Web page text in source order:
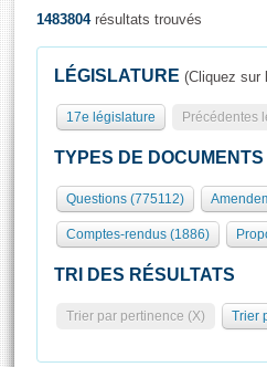
Présidence
577 députés
Groupes politiques
Séance publique
Commissions et autres
Europe et International
Pétitions
Rôle et pouvoirs de
Organisation de
Présidence Conférence des
Statistiques et chiffres
Visiter l'Assemblée
Visite virtuelle du palais
Assister à une séance
1483804résultats trouvés
LÉGISLATURE (Cliquez sur
17e législature Précédentes
TYPES DE DOCUMENTS
Questions (775112)
Comptes-rendus (1886)
TRI DES RÉSULTATS
Trier par pertinence (X) Trier